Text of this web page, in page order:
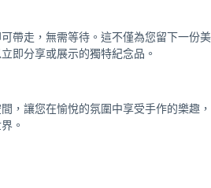
帶走，無需等待。這不僅為您留下一份美
即分享或展示的獨特紀念品。
，讓您在愉悅的氛圍中享受手作的樂趣，
。